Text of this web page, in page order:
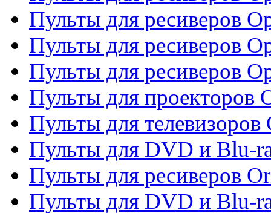
Пульты для ресиверов
Пульты для ресиверов
Пульты для ресиверов
Пульты для проекторов
Пульты для телевизоров
Пульты для DVD и Blu-
Пульты для ресиверов
Пульты для DVD и Blu-